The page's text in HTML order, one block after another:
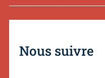
Nous suivre